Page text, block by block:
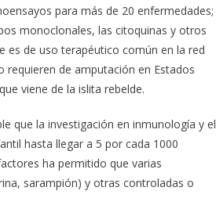
para más de 20 enfermedades;
monoclonales, las citoquinas y otros
es de uso terapéutico común en la red
requieren de amputación en Estados
viene de la islita rebelde.
que la investigación en inmunología y el
hasta llegar a 5 por cada 1000
ha permitido que varias
sarampión) y otras controladas o